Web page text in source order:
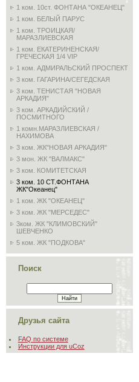
1 ком. 10ст. ФОНТАНА "ОКЕАНЕЦ"
1 ком. БЕЛЫЙ ПАРУС
1 ком. ТРОИЦКАЯ/
МАРАЗЛИЕВСКАЯ
1 ком. ЕКАТЕРИНЕНСКАЯ/
ГРЕЧЕСКАЯ 1/4 VIP
1 ком. АДМИРАЛЬСКИЙ ПРОСПЕКТ
3 ком. ГАГАРИНА/СЕГЕДСКАЯ
3 ком. ТЕНИСТАЯ "НОВАЯ
АРКАДИЯ"
3 ком. АРКАДИЙСКИЙ /
ПОСМИТНОГО
1 комн.МАРАЗЛИЕВСКАЯ /
НАХИМОВА
3 ком. ЖК"НОВАЯ АРКАДИЯ"
3 мон. ЖК "ВАЛМАКС"
3 ком. КОМИТЕТСКАЯ
3 ком. 10 СТ.ФОНТАНА
ЖК"Океанец"
1 ком. ЖК "ОКЕАНЕЦ"
3 ком. ЖК "МЕРСЕДЕС"
3ком. ЖК "КЛИМОВСКИЙ"
ШЕВЧЕНКО
5 ком. ЖК "ПОДКОВА"
Поиск
Друзья сайта
FAQ по системе
Инструкции для uCoz